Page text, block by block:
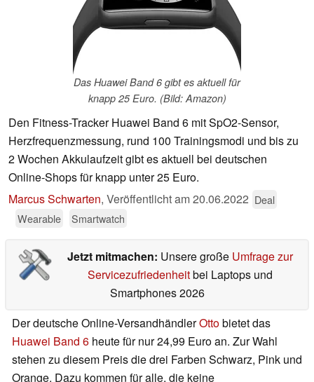
Das Huawei Band 6 gibt es aktuell für
knapp 25 Euro. (Bild: Amazon)
Den Fitness-Tracker Huawei Band 6 mit SpO2-Sensor,
Herzfrequenzmessung, rund 100 Trainingsmodi und bis zu
2 Wochen Akkulaufzeit gibt es aktuell bei deutschen
Online-Shops für knapp unter 25 Euro.
Marcus Schwarten, Veröffentlicht am20.06.2022 Deal
Wearable
Smartwatch
Jetzt mitmachen: Unsere große Umfrage zur
Servicezufriedenheitbei Laptops und
Smartphones 2026
Der deutsche Online-VersandhändlerOttobietet das
Huawei Band 6 heute für nur 24,99 Euro an. Zur Wahl
stehen zu diesem Preis die drei Farben Schwarz, Pink und
Orange. Dazu kommen für alle, die keine